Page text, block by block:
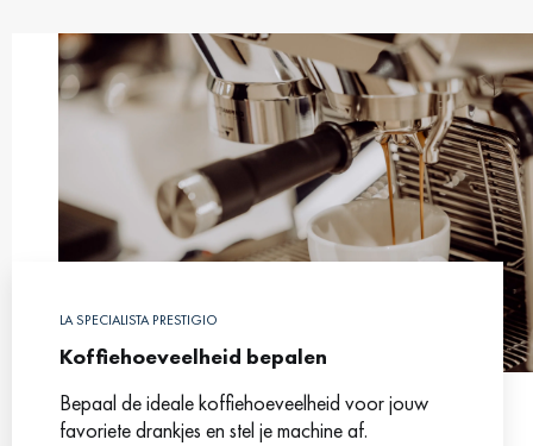
LA SPECIALISTA PRESTIGIO
Koffiehoeveelheid bepalen
Bepaal de ideale koffiehoeveelheid voor jouw
favoriete drankjes en stel je machine af.